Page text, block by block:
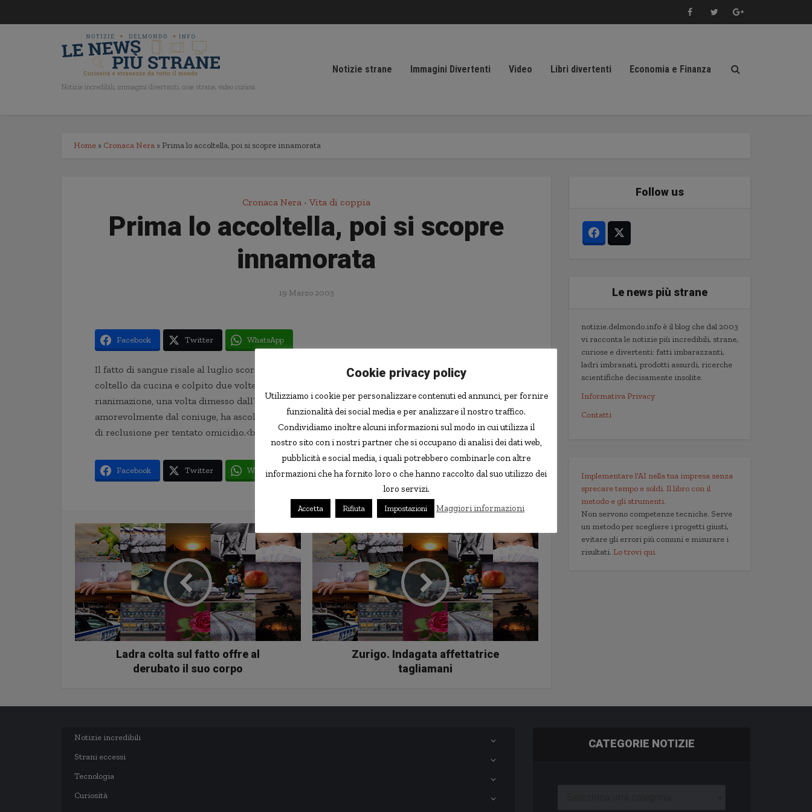
Notizie incredibili, immagini divertenti, cose strane, video curiosi
Notizie strane Immagini Divertenti Video Libri divertenti Economia e Finanza
Home » Cronaca Nera » Prima lo accoltella, poi si scopre innamorata
Cronaca Nera • Vita di coppia
Prima lo accoltella, poi si scopre
innamorata
19 Marzo 2003
Facebook Twitter WhatsApp
Il fatto di sangue risale al luglio scorso. Durante una lite coniugale, la donna aveva impugnato un
coltello da cucina e colpito due volte al petto il marito. L’uomo rimasto più giorni in sala di
rianimazione, una volta dimesso dall’ospedale aveva perdonato la consorte. Ieri, stretta
amorevolmente dal coniuge, ha ascoltato la sentenza. Il giudice non ha avuto clemenza, otto anni
di reclusione per tentato omicidio.<br>Il Gazzettino
Facebook Twitter WhatsApp
Ladra colta sul fatto offre al
derubato il suo corpo
Zurigo. Indagata affettatrice
tagliamani
Follow us
Le news più strane
notizie.delmondo.info è il blog che dal 2003
vi racconta le notizie più incredibili, strane,
curiose e divertenti: fatti imbarazzanti,
ladri imbranati, prodotti assurdi, ricerche
scientifiche decisamente insolite.
Informativa Privacy
Contatti
Implementare l'AI nella tua impresa senza
sprecare tempo e soldi. Il libro con il
metodo e gli strumenti.
Non servono competenze tecniche. Serve
un metodo per scegliere i progetti giusti,
evitare gli errori più comuni e misurare i
risultati. Lo trovi qui.
Notizie incredibili
Strani eccessi
Tecnologia
Curiosità
CATEGORIE NOTIZIE
Cookie privacy policy
Utilizziamo i cookie per personalizzare contenuti ed annunci, per fornire
funzionalità dei social media e per analizzare il nostro traffico.
Condividiamo inoltre alcuni informazioni sul modo in cui utilizza il
nostro sito con i nostri partner che si occupano di analisi dei dati web,
pubblicità e social media, i quali potrebbero combinarle con altre
informazioni che ha fornito loro o che hanno raccolto dal suo utilizzo dei
loro servizi.
Accetta Rifiuta Impostazioni Maggiori informazioni